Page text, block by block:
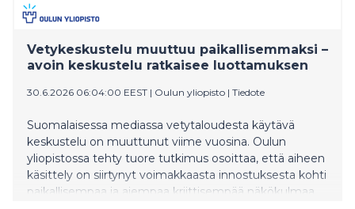
Vetykeskustelu muuttuu paikallisemmaksi –
avoin keskustelu ratkaisee luottamuksen
30.6.2026 06:04:00 EEST | Oulun yliopisto | Tiedote
Suomalaisessa mediassa vetytaloudesta käytävä
keskustelu on muuttunut viime vuosina. Oulun
yliopistossa tehty tuore tutkimus osoittaa, että aiheen
käsittely on siirtynyt voimakkaasta innostuksesta kohti
paikallisempaa ja aiempaa kriittisempää näkökulmaa.